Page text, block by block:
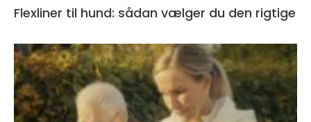
Flexliner til hund: sådan vælger du den rigtige